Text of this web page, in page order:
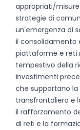
appropriati/
strategie di
un'emergenza di
il consolidamento
piattaforme e reti
tempestivo della
investimenti
che supportano la
transfrontaliero e
il rafforzamento
di reti e la